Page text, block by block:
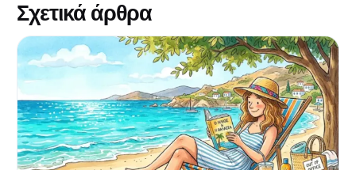
Σχετικά άρθρα